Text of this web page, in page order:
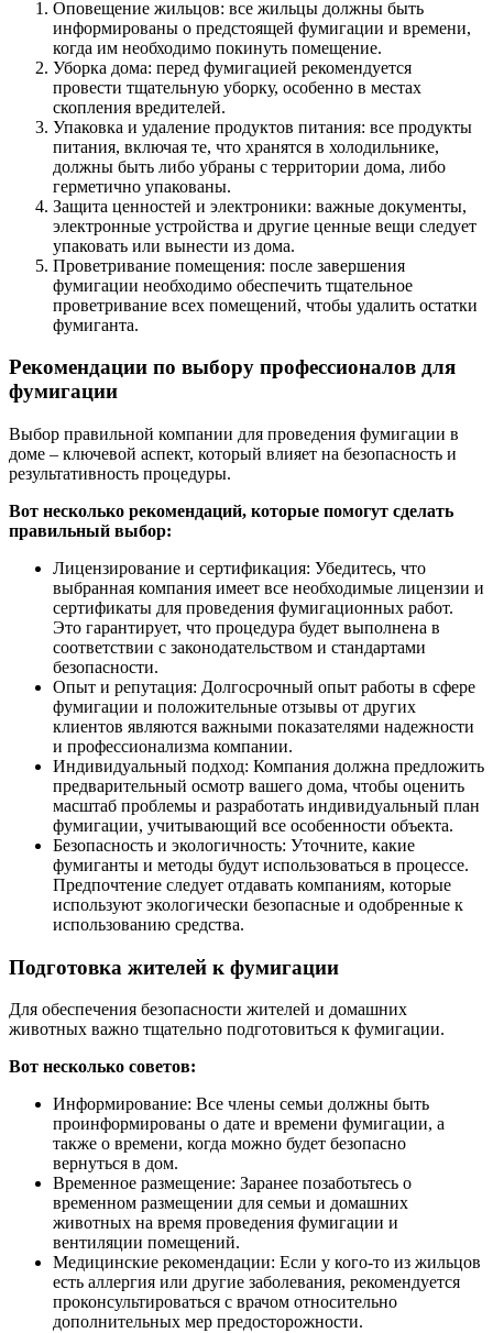
Оповещение жильцов: все жильцы должны быть
информированы о предстоящей фумигации и времени,
когда им необходимо покинуть помещение.
Уборка дома: перед фумигацией рекомендуется
провести тщательную уборку, особенно в местах
скопления вредителей.
Упаковка и удаление продуктов питания: все продукты
питания, включая те, что хранятся в холодильнике,
должны быть либо убраны с территории дома, либо
герметично упакованы.
Защита ценностей и электроники: важные документы,
электронные устройства и другие ценные вещи следует
упаковать или вынести из дома.
Проветривание помещения: после завершения
фумигации необходимо обеспечить тщательное
проветривание всех помещений, чтобы удалить остатки
фумиганта.
Рекомендации по выбору профессионалов для
фумигации
Выбор правильной компании для проведения фумигации в
доме – ключевой аспект, который влияет на безопасность и
результативность процедуры.
Вот несколько рекомендаций, которые помогут сделать
правильный выбор:
Лицензирование и сертификация: Убедитесь, что
выбранная компания имеет все необходимые лицензии и
сертификаты для проведения фумигационных работ.
Это гарантирует, что процедура будет выполнена в
соответствии с законодательством и стандартами
безопасности.
Опыт и репутация: Долгосрочный опыт работы в сфере
фумигации и положительные отзывы от других
клиентов являются важными показателями надежности
и профессионализма компании.
Индивидуальный подход: Компания должна предложить
предварительный осмотр вашего дома, чтобы оценить
масштаб проблемы и разработать индивидуальный план
фумигации, учитывающий все особенности объекта.
Безопасность и экологичность: Уточните, какие
фумиганты и методы будут использоваться в процессе.
Предпочтение следует отдавать компаниям, которые
используют экологически безопасные и одобренные к
использованию средства.
Подготовка жителей к фумигации
Для обеспечения безопасности жителей и домашних
животных важно тщательно подготовиться к фумигации.
Вот несколько советов:
Информирование: Все члены семьи должны быть
проинформированы о дате и времени фумигации, а
также о времени, когда можно будет безопасно
вернуться в дом.
Временное размещение: Заранее позаботьтесь о
временном размещении для семьи и домашних
животных на время проведения фумигации и
вентиляции помещений.
Медицинские рекомендации: Если у кого-то из жильцов
есть аллергия или другие заболевания, рекомендуется
проконсультироваться с врачом относительно
дополнительных мер предосторожности.